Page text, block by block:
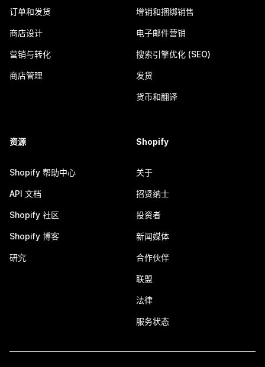
订单和发货
商店设计
营销与转化
商店管理
增销和捆绑销售
电子邮件营销
搜索引擎优化 (SEO)
发货
货币和翻译
资源
Shopify 帮助中心
API 文档
Shopify 社区
Shopify 博客
研究
Shopify
关于
招贤纳士
投资者
新闻媒体
合作伙伴
联盟
法律
服务状态